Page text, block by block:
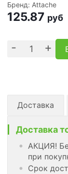
Бренд: Attache
125.87 руб
- +
Доставка
Доставка
АКЦИЯ!
при
Срок